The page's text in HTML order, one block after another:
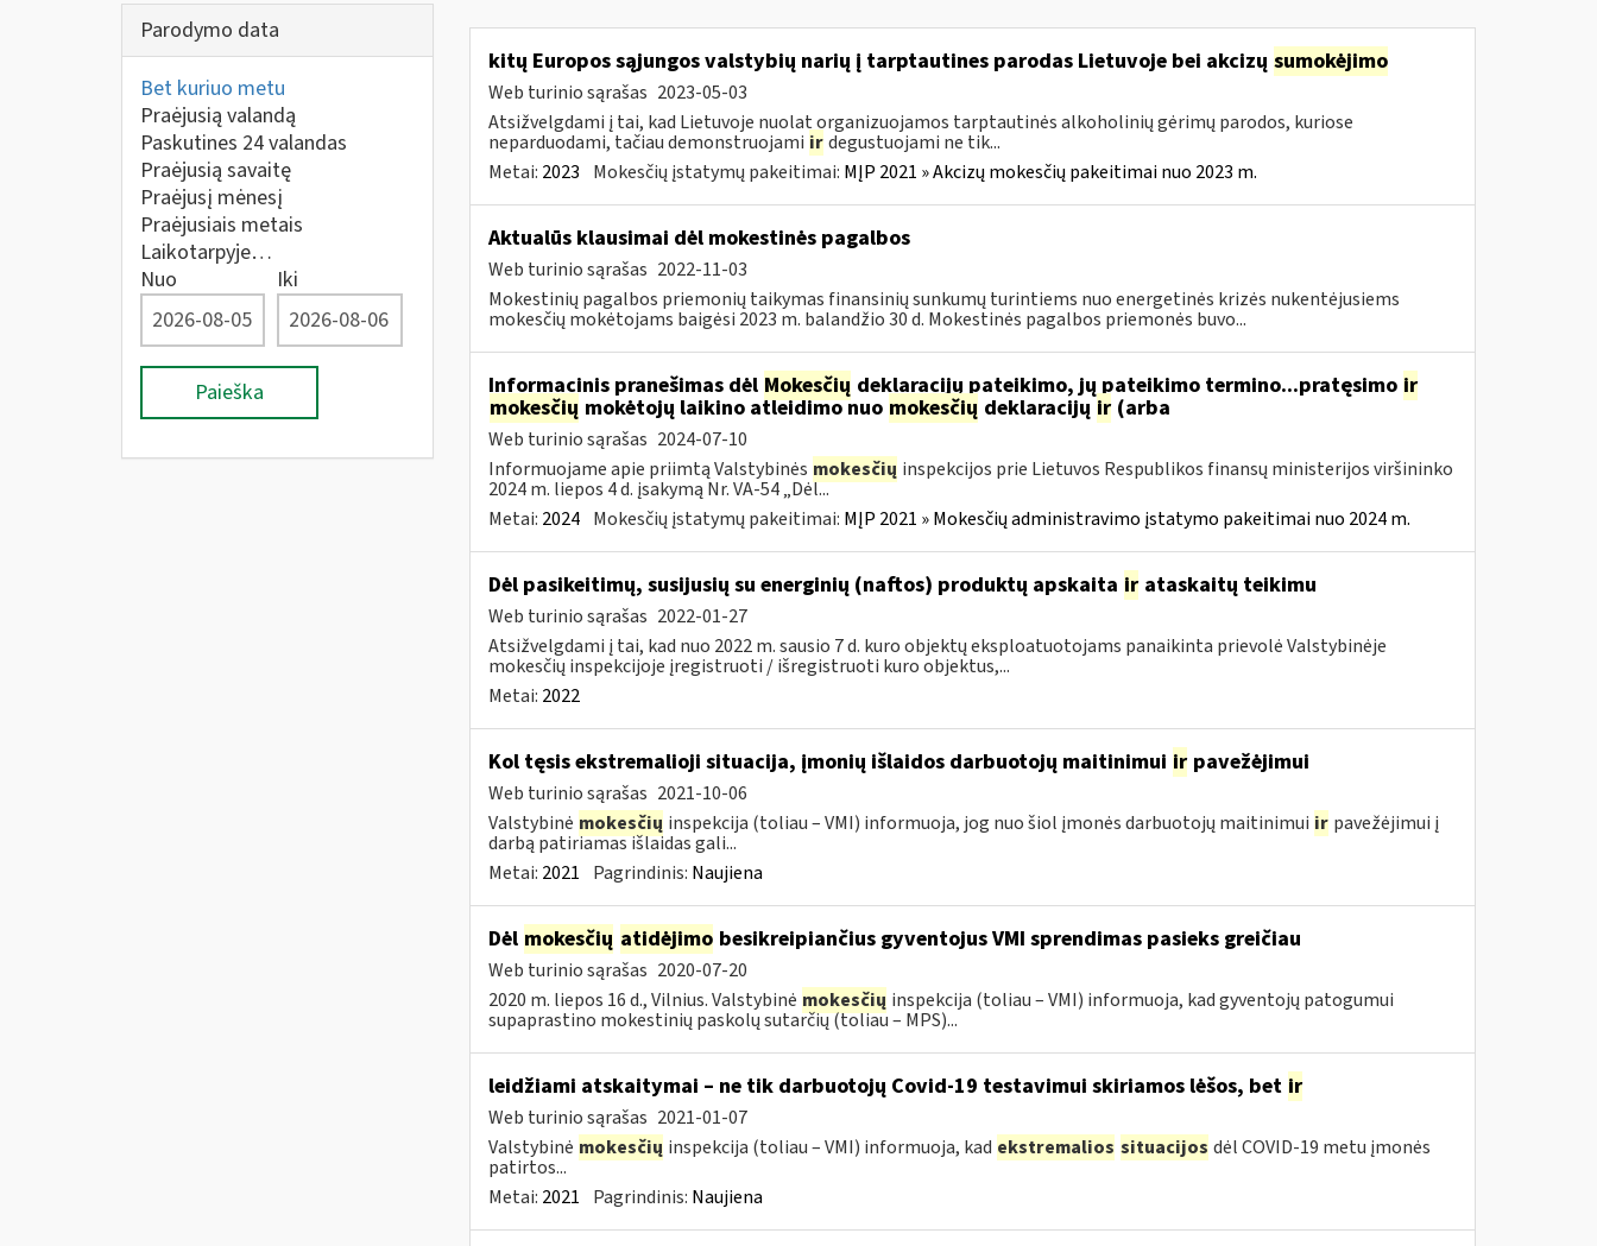
Parodymo data
Bet kuriuo metu
Praėjusią valandą
Paskutines 24 valandas
Praėjusią savaitę
Praėjusį mėnesį
Praėjusiais metais
Laikotarpyje…
Nuo
Iki
Paieška
kitų Europos sąjungos valstybių narių į tarptautines parodas Lietuvoje bei akcizų sumokėjimo
Web turinio sąrašas 2023-05-03
Atsižvelgdami į tai, kad Lietuvoje nuolat organizuojamos tarptautinės alkoholinių gėrimų parodos, kuriose
neparduodami, tačiau demonstruojami ir degustuojami ne tik...
Metai: 2023 Mokesčių įstatymų pakeitimai: MĮP 2021 » Akcizų mokesčių pakeitimai nuo 2023 m.
Aktualūs klausimai dėl mokestinės pagalbos
Web turinio sąrašas 2022-11-03
Mokestinių pagalbos priemonių taikymas finansinių sunkumų turintiems nuo energetinės krizės nukentėjusiems
mokesčių mokėtojams baigėsi 2023 m. balandžio 30 d. Mokestinės pagalbos priemonės buvo...
Informacinis pranešimas dėl Mokesčių deklaracijų pateikimo, jų pateikimo termino...pratęsimo ir
mokesčių mokėtojų laikino atleidimo nuo mokesčių deklaracijų ir(arba
Web turinio sąrašas 2024-07-10
Informuojame apie priimtą Valstybinės mokesčių inspekcijos prie Lietuvos Respublikos finansų ministerijos viršininko
2024 m. liepos 4 d. įsakymą Nr. VA-54 „Dėl...
Metai: 2024 Mokesčių įstatymų pakeitimai: MĮP 2021 » Mokesčių administravimo įstatymo pakeitimai nuo 2024 m.
Dėl pasikeitimų, susijusių su energinių (naftos) produktų apskaita irataskaitų teikimu
Web turinio sąrašas 2022-01-27
Atsižvelgdami į tai, kad nuo 2022 m. sausio 7 d. kuro objektų eksploatuotojams panaikinta prievolė Valstybinėje
mokesčių inspekcijoje įregistruoti / išregistruoti kuro objektus,...
Metai: 2022
Kol tęsis ekstremalioji situacija, įmonių išlaidos darbuotojų maitinimui irpavežėjimui
Web turinio sąrašas 2021-10-06
Valstybinė mokesčių inspekcija (toliau – VMI) informuoja, jog nuo šiol įmonės darbuotojų maitinimui ir pavežėjimui į
darbą patiriamas išlaidas gali...
Metai: 2021 Pagrindinis: Naujiena
Dėl mokesčių atidėjimo besikreipiančius gyventojus VMI sprendimas pasieks greičiau
Web turinio sąrašas 2020-07-20
2020 m. liepos 16 d., Vilnius. Valstybinė mokesčių inspekcija (toliau – VMI) informuoja, kad gyventojų patogumui
supaprastino mokestinių paskolų sutarčių (toliau – MPS)...
leidžiami atskaitymai – ne tik darbuotojų Covid-19 testavimui skiriamos lėšos, bet ir
Web turinio sąrašas 2021-01-07
Valstybinė mokesčių inspekcija (toliau – VMI) informuoja, kad ekstremalios situacijos dėl COVID-19 metu įmonės
patirtos...
Metai: 2021 Pagrindinis: Naujiena